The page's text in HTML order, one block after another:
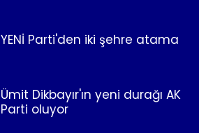
YENİ Parti'den iki şehre atama
Ümit Dikbayır'ın yeni durağı AK
Parti oluyor